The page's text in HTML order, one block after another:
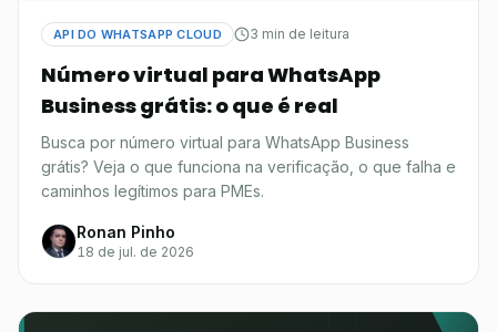
API DO WHATSAPP CLOUD 3 min de leitura
Número virtual para WhatsApp
Business grátis: o que é real
Busca por número virtual para WhatsApp Business
grátis? Veja o que funciona na verificação, o que falha e
caminhos legítimos para PMEs.
Ronan Pinho
18 de jul. de 2026